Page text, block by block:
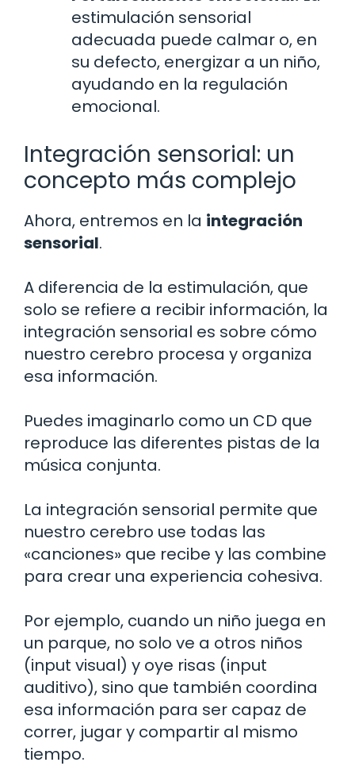
estimulación sensorial
adecuada puede calmar o, en
su defecto, energizar a un niño,
ayudando en la regulación
emocional.
Integración sensorial: un
concepto más complejo
Ahora, entremos en la integración
sensorial.
A diferencia de la estimulación, que
solo se refiere a recibir información, la
integración sensorial es sobre cómo
nuestro cerebro procesa y organiza
esa información.
Puedes imaginarlo como un CD que
reproduce las diferentes pistas de la
música conjunta.
La integración sensorial permite que
nuestro cerebro use todas las
«canciones» que recibe y las combine
para crear una experiencia cohesiva.
Por ejemplo, cuando un niño juega en
un parque, no solo ve a otros niños
(input visual) y oye risas (input
auditivo), sino que también coordina
esa información para ser capaz de
correr, jugar y compartir al mismo
tiempo.